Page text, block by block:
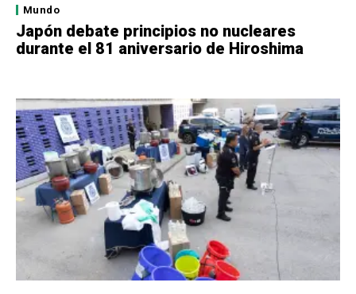
Mundo
Japón debate principios no nucleares
durante el 81 aniversario de Hiroshima